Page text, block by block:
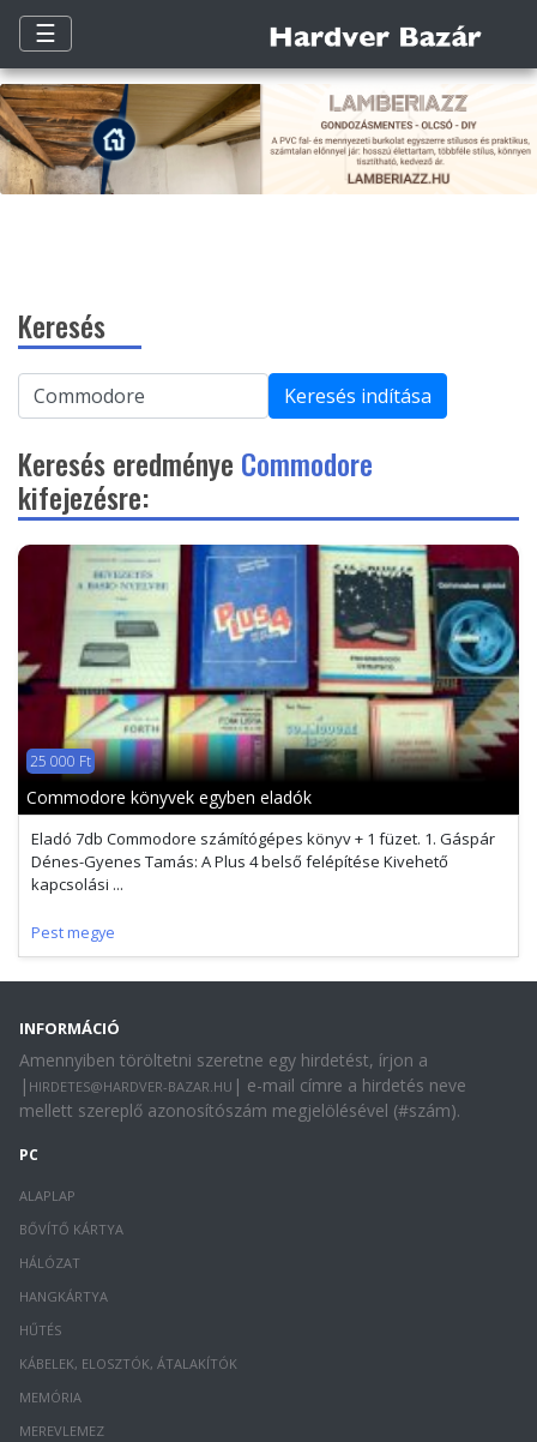
☰
Keresés
Keresés indítása
Keresés eredménye Commodore
kifejezésre:
25 000 Ft
Commodore könyvek egyben eladók
Eladó 7db Commodore számítógépes könyv + 1 füzet. 1. Gáspár
Dénes-Gyenes Tamás: A Plus 4 belső felépítése Kivehető
kapcsolási ...
Pest megye
INFORMÁCIÓ
Amennyiben töröltetni szeretne egy hirdetést, írjon a
| HIRDETES@HARDVER-BAZAR.HU | e-mail címre a hirdetés neve
mellett szereplő azonosítószám megjelölésével (#szám).
PC
ALAPLAP
BŐVÍTŐ KÁRTYA
HÁLÓZAT
HANGKÁRTYA
HŰTÉS
KÁBELEK, ELOSZTÓK, ÁTALAKÍTÓK
MEMÓRIA
MEREVLEMEZ